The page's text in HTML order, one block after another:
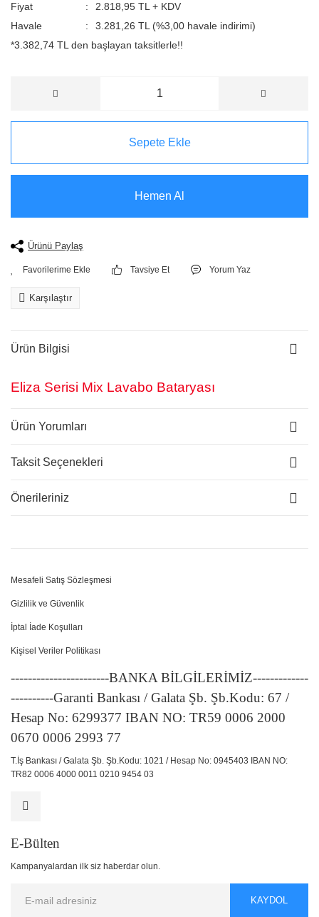
Fiyat
2.818,95 TL + KDV
Havale
3.281,26 TL (%3,00 havale indirimi)
*3.382,74 TL den başlayan taksitlerle!!
Sepete Ekle
Hemen Al
Ürünü Paylaş
Tavsiye Et Yorum Yaz
Karşılaştır
Ürün Bilgisi
Eliza Serisi Mix Lavabo Bataryası
Ürün Yorumları
Taksit Seçenekleri
Önerileriniz
Mesafeli Satış Sözleşmesi
Gizlilik ve Güvenlik
İptal İade Koşulları
Kişisel Veriler Politikası
-----------------------BANKA BİLGİLERİMİZ-------------
----------Garanti Bankası / Galata Şb. Şb.Kodu: 67 /
Hesap No: 6299377 IBAN NO: TR59 0006 2000
0670 0006 2993 77
T.İş Bankası / Galata Şb. Şb.Kodu: 1021 / Hesap No: 0945403 IBAN NO:
TR82 0006 4000 0011 0210 9454 03
E-Bülten
Kampanyalardan ilk siz haberdar olun.
KAYDOL